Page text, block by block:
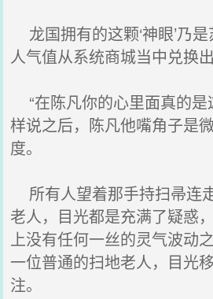
龙国拥有的这颗‘神眼’乃
人气值从系统商城当中兑换出
“在陈凡你的心里面真的是
样说之后，陈凡他嘴角子是
度。
所有人望着那手持扫帚连
老人，目光都是充满了疑惑
上没有任何一丝的灵气波动
一位普通的扫地老人，目光
注。